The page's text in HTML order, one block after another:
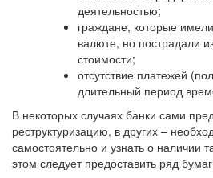
деятельностью;
граждане, которые
валюте, но пострадали
стоимости;
отсутствие платежей
длительный период
В некоторых случаях банки сами
реструктуризацию, в других –
самостоятельно и узнать о наличии
этом следует предоставить ряд